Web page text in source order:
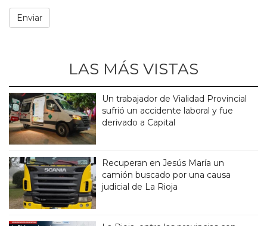
LAS MÁS VISTAS
Un trabajador de Vialidad Provincial
sufrió un accidente laboral y fue
derivado a Capital
Recuperan en Jesús María un
camión buscado por una causa
judicial de La Rioja